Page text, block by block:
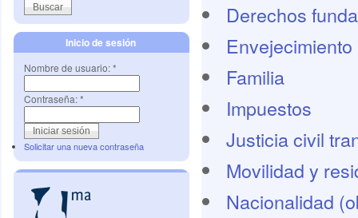
Inicio de sesión
Nombre de usuario:*
Contraseña:*
Solicitar una nueva contraseña
Derechos
Familia
Impuestos
Justicia civil
Movilidad y
Nacionalidad